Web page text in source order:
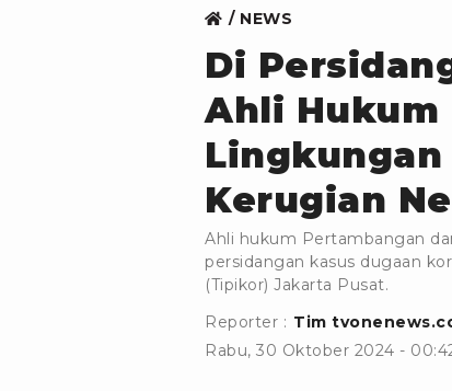
NEWS
Di
Ahli Hukum
Lingkungan
Kerugian
Ahli hukum Pertambangan
persidangan kasus dugaan
(Tipikor) Jakarta Pusat.
Reporter : Tim
Rabu, 30 Oktober 2024 -